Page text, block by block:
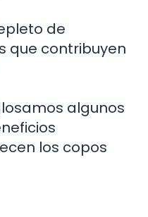
de
que contribuyen
algunos
los copos